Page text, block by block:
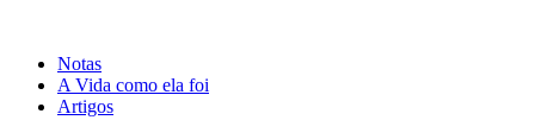
Notas
A Vida como ela foi
Artigos